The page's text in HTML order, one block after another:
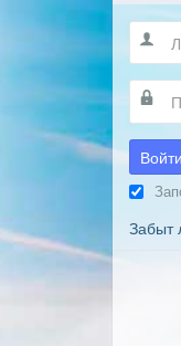
Войти
Забыт